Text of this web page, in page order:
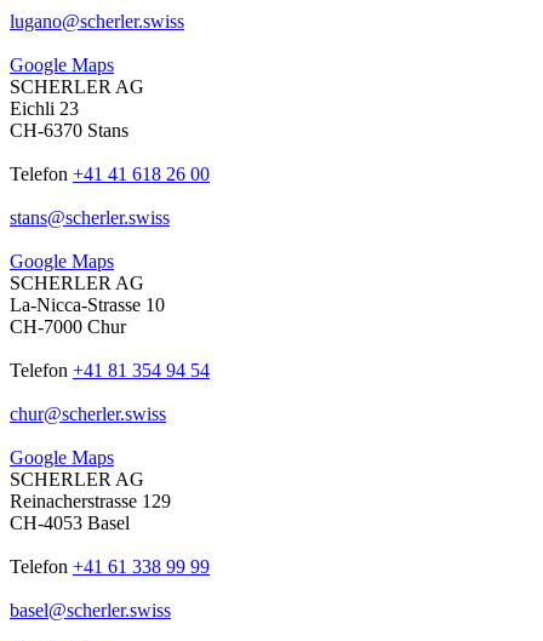
lugano@scherler.swiss
Google Maps
SCHERLER AG
Eichli 23
CH-6370 Stans
Telefon +41 41 618 26 00
stans@scherler.swiss
Google Maps
SCHERLER AG
La-Nicca-Strasse 10
CH-7000 Chur
Telefon +41 81 354 94 54
chur@scherler.swiss
Google Maps
SCHERLER AG
Reinacherstrasse 129
CH-4053 Basel
Telefon +41 61 338 99 99
basel@scherler.swiss